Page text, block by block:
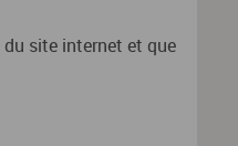
site internet et que